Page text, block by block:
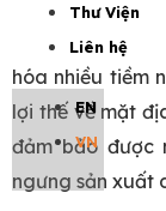
Thư Viện
Liên hệ
EN
VN
có thể tự mình
này. Việt
hóa nhiều tiềm
lợi thế về mặt
đảm bảo được
ngưng sản xuất